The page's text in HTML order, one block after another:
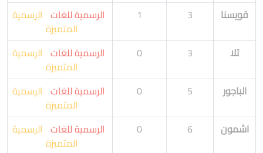
قويسنا
3
1 الرسمية للغات الرسمية
المتميزة
تلا
3
0 الرسمية للغات الرسمية
المتميزة
الباجور
5
0 الرسمية للغات الرسمية
المتميزة
اشمون
6
0 الرسمية للغات الرسمية
المتميزة